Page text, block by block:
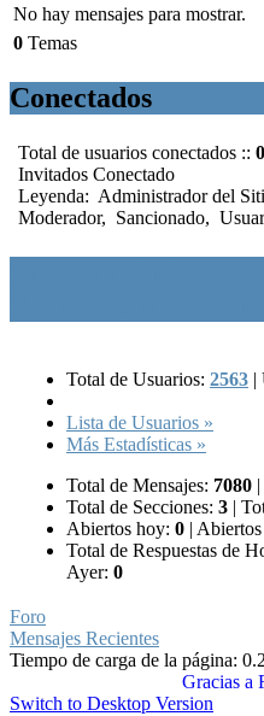
No hay mensajes para mostrar.
0 Temas
Conectados
Total de usuarios conectados :: 0
Invitados Conectado
Leyenda: Administrador del
Moderador, Sancionado,
Total de Usuarios: 2563 |
Lista de Usuarios »
Más Estadísticas »
Total de Mensajes: 7080 |
Total de Secciones: 3 |
Abiertos hoy: 0 |
Total de Respuestas de
Ayer: 0
Foro
Mensajes Recientes
Tiempo de carga de la página:
Gracias a
Switch to Desktop Version